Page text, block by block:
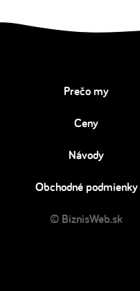
Prečo my
Ceny
Návody
Obchodné podmienky
© BiznisWeb.sk